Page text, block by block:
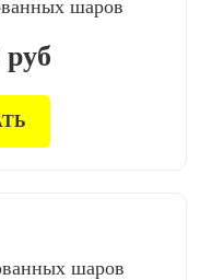
шаров
руб
шаров